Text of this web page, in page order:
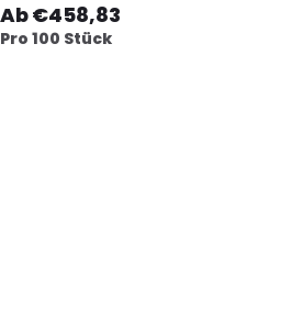
Ab €458,83
Pro 100 Stück